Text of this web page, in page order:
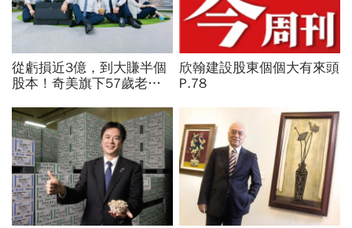
從虧損近3億，到大賺半個
股本！奇美旗下57歲老
欣翰建設股東個個大有來頭
P.78